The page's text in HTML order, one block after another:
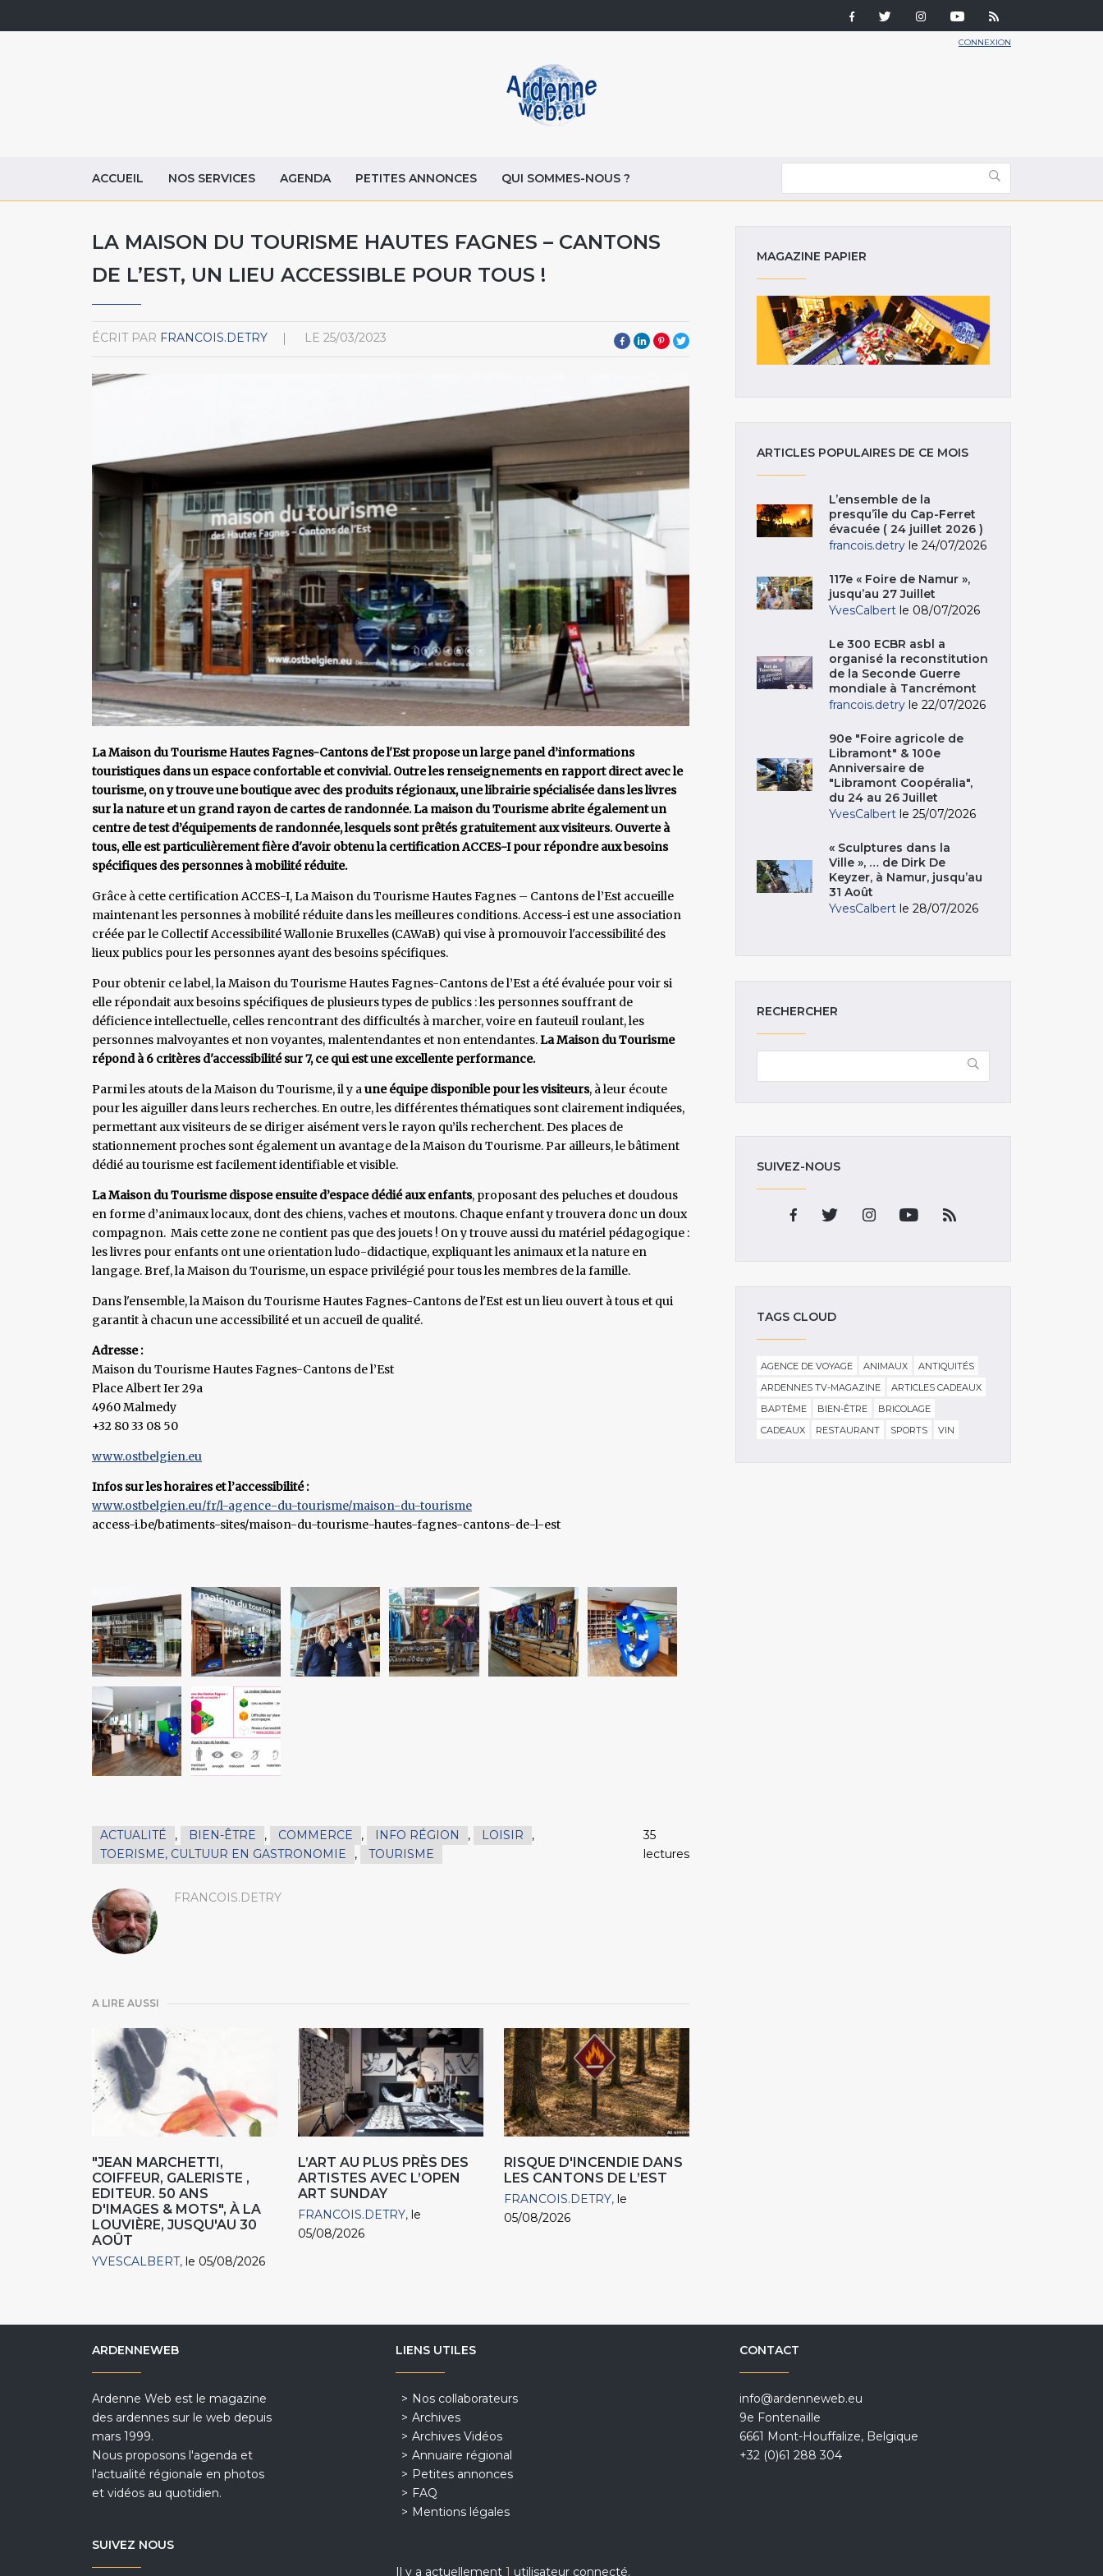
CONNEXION
ACCUEIL NOS SERVICES AGENDA PETITES ANNONCES QUI SOMMES-NOUS ?
LA MAISON DU TOURISME HAUTES FAGNES – CANTONS
DE L’EST, UN LIEU ACCESSIBLE POUR TOUS !
ÉCRIT PAR FRANCOIS.DETRY LE 25/03/2023
La Maison du Tourisme Hautes Fagnes-Cantons de l'Est propose un large panel d’informations
touristiques dans un espace confortable et convivial. Outre les renseignements en rapport direct avec le
tourisme, on y trouve une boutique avec des produits régionaux, une librairie spécialisée dans les livres
sur la nature et un grand rayon de cartes de randonnée. La maison du Tourisme abrite également un
centre de test d’équipements de randonnée, lesquels sont prêtés gratuitement aux visiteurs. Ouverte à
tous, elle est particulièrement fière d'avoir obtenu la certification ACCES-I pour répondre aux besoins
spécifiques des personnes à mobilité réduite.
Grâce à cette certification ACCES-I, La Maison du Tourisme Hautes Fagnes – Cantons de l’Est accueille
maintenant les personnes à mobilité réduite dans les meilleures conditions. Access-i est une association
créée par le Collectif Accessibilité Wallonie Bruxelles (CAWaB) qui vise à promouvoir l'accessibilité des
lieux publics pour les personnes ayant des besoins spécifiques.
Pour obtenir ce label, la Maison du Tourisme Hautes Fagnes-Cantons de l’Est a été évaluée pour voir si
elle répondait aux besoins spécifiques de plusieurs types de publics : les personnes souffrant de
déficience intellectuelle, celles rencontrant des difficultés à marcher, voire en fauteuil roulant, les
personnes malvoyantes et non voyantes, malentendantes et non entendantes.La Maison du Tourisme
répond à 6 critères d'accessibilité sur 7, ce qui est une excellente performance.
Parmi les atouts de la Maison du Tourisme, il y aune équipe disponible pour les visiteurs, à leur écoute
pour les aiguiller dans leurs recherches. En outre, les différentes thématiques sont clairement indiquées,
permettant aux visiteurs de se diriger aisément vers le rayon qu’ils recherchent. Des places de
stationnement proches sont également un avantage de la Maison du Tourisme. Par ailleurs, le bâtiment
dédié au tourisme est facilement identifiable et visible.
La Maison du Tourisme dispose ensuite d’espace dédié aux enfants, proposant des peluches et doudous
en forme d’animaux locaux, dont des chiens, vaches et moutons. Chaque enfant y trouvera donc un doux
compagnon. Mais cette zone ne contient pas que des jouets ! On y trouve aussi du matériel pédagogique :
les livres pour enfants ont une orientation ludo-didactique, expliquant les animaux et la nature en
langage. Bref, la Maison du Tourisme, un espace privilégié pour tous les membres de la famille.
Dans l'ensemble, la Maison du Tourisme Hautes Fagnes-Cantons de l'Est est un lieu ouvert à tous et qui
garantit à chacun une accessibilité et un accueil de qualité.
Adresse :
Maison du Tourisme Hautes Fagnes-Cantons de l’Est
Place Albert Ier 29a
4960 Malmedy
+32 80 33 08 50
www.ostbelgien.eu
Infos sur les horaires et l’accessibilité :
www.ostbelgien.eu/fr/l-agence-du-tourisme/maison-du-tourisme
access-i.be/batiments-sites/maison-du-tourisme-hautes-fagnes-cantons-de-l-est
ACTUALITÉ , BIEN-ÊTRE , COMMERCE , INFO RÉGION , LOISIR
,
TOERISME, CULTUUR EN GASTRONOMIE
, TOURISME
35
lectures
FRANCOIS.DETRY
A LIRE AUSSI
"JEAN MARCHETTI,
COIFFEUR, GALERISTE ,
EDITEUR. 50 ANS
D'IMAGES & MOTS", À LA
LOUVIÈRE, JUSQU'AU 30
AOÛT
YVESCALBERT le 05/08/2026
L’ART AU PLUS PRÈS DES
ARTISTES AVEC L’OPEN
ART SUNDAY
FRANCOIS.DETRY le
05/08/2026
RISQUE D'INCENDIE DANS
LES CANTONS DE L’EST
FRANCOIS.DETRY le
05/08/2026
MAGAZINE PAPIER
ARTICLES POPULAIRES DE CE MOIS
L’ensemble de la
presqu’île du Cap-Ferret
évacuée ( 24 juillet 2026 )
francois.detry le 24/07/2026
117e « Foire de Namur »,
jusqu’au 27 Juillet
YvesCalbert le 08/07/2026
Le 300 ECBR asbl a
organisé la reconstitution
de la Seconde Guerre
mondiale à Tancrémont
francois.detry le 22/07/2026
90e "Foire agricole de
Libramont" & 100e
Anniversaire de
"Libramont Coopéralia",
du 24 au 26 Juillet
YvesCalbert le 25/07/2026
« Sculptures dans la
Ville », … de Dirk De
Keyzer, à Namur, jusqu’au
31 Août
YvesCalbert le 28/07/2026
RECHERCHER
SUIVEZ-NOUS
TAGS CLOUD
AGENCE DE VOYAGE ANIMAUX
ANTIQUITÉS
ARDENNES TV-MAGAZINE
ARTICLES CADEAUX
BAPTÊME
BIEN-ÊTRE
BRICOLAGE
CADEAUX
RESTAURANT SPORTS VIN
ARDENNEWEB
Ardenne Web est le magazine
des ardennes sur le web depuis
mars 1999.
Nous proposons l'agenda et
l'actualité régionale en photos
et vidéos au quotidien.
SUIVEZ NOUS
LIENS UTILES
Nos collaborateurs
Archives
Archives Vidéos
Annuaire régional
Petites annonces
FAQ
Mentions légales
Il y a actuellement 1 utilisateur connecté.
CONTACT
info@ardenneweb.eu
9e Fontenaille
6661 Mont-Houffalize, Belgique
+32 (0)61 288 304